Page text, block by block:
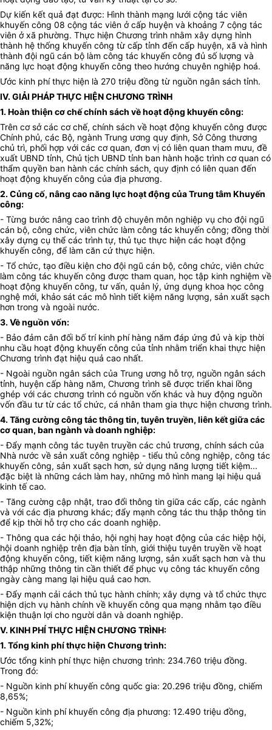
Dự kiến kết quả đạt được: Hình thành mạng lưới cộng tác viên
khuyến công 08 cộng tác viên ở cấp huyện và khoảng 7 cộng tác
viên ở xã phường. Thực hiện Chương trình nhằm xây dựng hình
thành hệ thống khuyến công từ cấp tỉnh đến cấp huyện, xã và hình
thành đội ngũ cán bộ làm công tác khuyến công đủ số lượng và
năng lực hoạt động khuyến công theo hướng chuyên nghiệp hoá.
Ước kinh phí thực hiện là 270 triệu đồng từ nguồn ngân sách tỉnh.
IV. GIẢI PHÁP THỰC HIỆN CHƯƠNG TRÌNH
1. Hoàn thiện cơ chế chính sách về hoạt động khuyến công:
Trên cơ sở các cơ chế, chính sách về hoạt động khuyến công được
Chính phủ, các Bộ, ngành Trung ương quy định, Sở Công thương
chủ trì, phối hợp với các cơ quan, đơn vị có liên quan tham mưu, đề
xuất UBND tỉnh, Chủ tịch UBND tỉnh ban hành hoặc trình cơ quan có
thẩm quyền ban hành các chính sách, quy định có liên quan đến
hoạt động khuyến công của địa phương.
2. Củng cố, nâng cao năng lực hoạt động của Trung tâm Khuyến
công:
- Từng bước nâng cao trình độ chuyên môn nghiệp vụ cho đội ngũ
cán bộ, công chức, viên chức làm công tác khuyến công; đồng thời
xây dựng cụ thể các trình tự, thủ tục thực hiện các hoạt động
khuyến công, để làm căn cứ thực hiện.
- Tổ chức, tạo điều kiện cho đội ngũ cán bộ, công chức, viên chức
làm công tác khuyến công được tham quan, học tập kinh nghiệm về
hoạt động khuyến công, tư vấn, quản lý, ứng dụng khoa học công
nghệ mới, khảo sát các mô hình tiết kiệm năng lượng, sản xuất sạch
hơn trong và ngoài nước.
3. Về nguồn vốn:
- Bảo đảm cân đối bố trí kinh phí hàng năm đáp ứng đủ và kịp thời
nhu cầu hoạt động khuyến công của tỉnh nhằm triển khai thực hiện
Chương trình đạt hiệu quả cao nhất.
- Ngoài nguồn ngân sách của Trung ương hỗ trợ, nguồn ngân sách
tỉnh, huyện cấp hàng năm, Chương trình sẽ được triển khai lồng
ghép với các chương trình có nguồn vốn khác và huy động nguồn
vốn đầu tư từ các tổ chức, cá nhân tham gia thực hiện chương trình.
4. Tăng cường công tác thông tin, tuyên truyền, liên kết giữa các
cơ quan, ban ngành và doanh nghiệp:
- Đẩy mạnh công tác tuyên truyền các chủ trương, chính sách của
Nhà nước về sản xuất công nghiệp - tiểu thủ công nghiệp, công tác
khuyến công, sản xuất sạch hơn, sử dụng năng lượng tiết kiệm...
đặc biệt là những cách làm hay, những mô hình mang lại hiệu quả
kinh tế cao.
- Tăng cường cập nhật, trao đổi thông tin giữa các cấp, các ngành
và với các địa phương khác; đẩy mạnh công tác thu thập thông tin
để kịp thời hỗ trợ cho các doanh nghiệp.
- Thông qua các hội thảo, hội nghị hay hoạt động của các hiệp hội,
hội doanh nghiệp trên địa bàn tỉnh, giới thiệu tuyên truyền về hoạt
động khuyến công, tiết kiệm năng lượng, sản xuất sạch hơn và thu
thập những thông tin cần thiết để phục vụ công tác khuyến công
ngày càng mang lại hiệu quả cao hơn.
- Đẩy mạnh cải cách thủ tục hành chính; xây dựng và tổ chức thực
hiện dịch vụ hành chính về khuyến công qua mạng nhằm tạo điều
kiện thuận lợi cho người dân và doanh nghiệp.
V. KINH PHÍ THỰC HIỆN CHƯƠNG TRÌNH:
1. Tổng kinh phí thực hiện Chương trình:
Ước tổng kinh phí thực hiện chương trình: 234.760 triệu đồng.
Trong đó:
- Nguồn kinh phí khuyến công quốc gia: 20.296 triệu đồng, chiếm
8,65%;
- Nguồn kinh phí khuyến công địa phương: 12.490 triệu đồng,
chiếm 5,32%;